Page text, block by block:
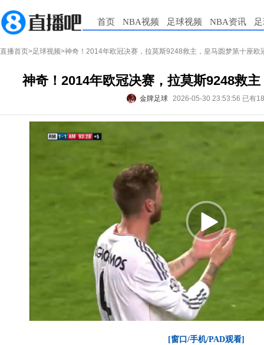
首页 NBA视频 足球视频 NBA资讯
直播首页>足球视频>神奇！2014年欧冠决赛，拉莫斯9248救主，皇马圆梦第十座欧
神奇！2014年欧冠决赛，拉莫斯9248救
金牌足球 2026-05-30 23:53:56 已有
[窗口/手机/PAD观看]